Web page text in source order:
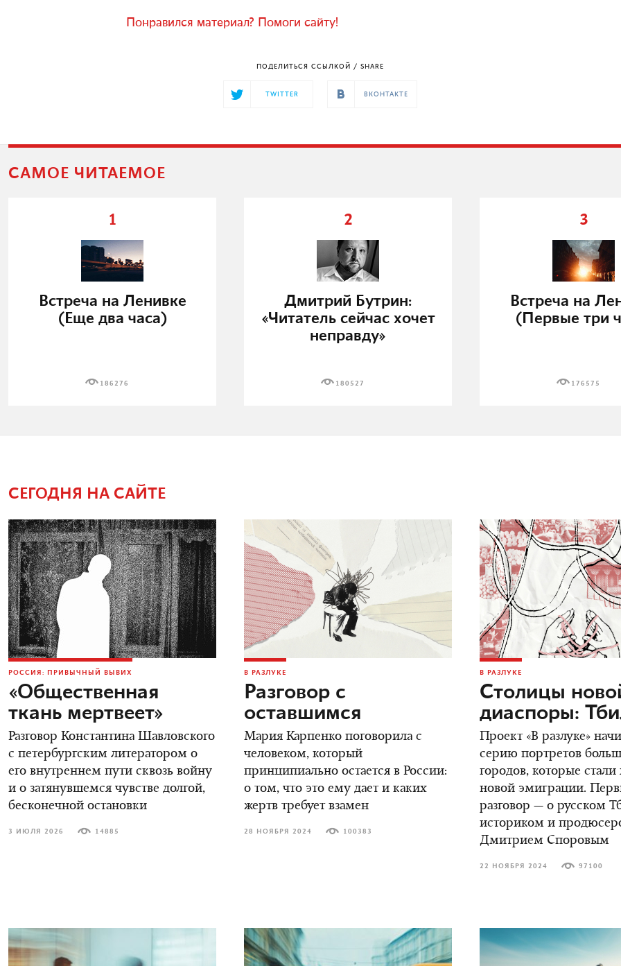
Понравился материал? Помоги сайту!
ПОДЕЛИТЬСЯ ССЫЛКОЙ / SHARE
TWITTER ВКОНТАКТЕ
САМОЕ ЧИТАЕМОЕ
1
Встреча на Ленивке
(Еще два часа)
186276
2
Дмитрий Бутрин:
«Читатель сейчас хочет
неправду»
180527
3
Встреча на
(Первые три
176575
СЕГОДНЯ НА САЙТЕ
РОССИЯ: ПРИВЫЧНЫЙ ВЫВИХ
«Общественная
ткань мертвеет»
Разговор Константина Шавловского
с петербургским литератором о
его внутреннем пути сквозь войну
и о затянувшемся чувстве долгой,
бесконечной остановки
3 ИЮЛЯ 2026 14885
В РАЗЛУКЕ
Разговор c
оставшимся
Мария Карпенко поговорила с
человеком, который
принципиально остается в России:
о том, что это ему дает и каких
жертв требует взамен
28 НОЯБРЯ 2024 100383
В РАЗЛУКЕ
Столицы
диаспоры:
Проект «В разлуке»
серию портретов
городов, которые
новой эмиграции.
разговор — о русском
историком и
Дмитрием Споровым
22 НОЯБРЯ 2024 97100